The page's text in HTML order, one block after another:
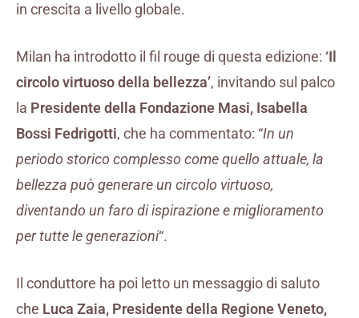
in crescita a livello globale.
Milan ha introdotto il fil rouge di questa edizione: ‘Il
circolo virtuoso della bellezza’, invitando sul palco
la Presidente della Fondazione Masi, Isabella
Bossi Fedrigotti, che ha commentato: “In un
periodo storico complesso come quello attuale, la
bellezza può generare un circolo virtuoso,
diventando un faro di ispirazione e miglioramento
per tutte le generazioni“.
Il conduttore ha poi letto un messaggio di saluto
che Luca Zaia, Presidente della Regione Veneto,